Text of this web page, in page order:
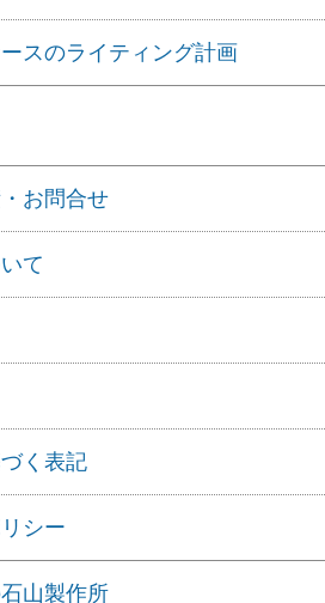
スのライティング計画
お問合せ
て
く表記
シー
山製作所